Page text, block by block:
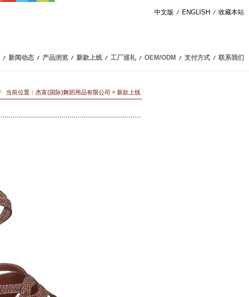
中文版 ENGLISH 收藏本站
新闻动态 产品浏览 新款上线 工厂巡礼 OEM/ODM 支付方式 联系我们
当前位置： 杰富(国际)舞蹈用品有限公司 > 新款上线